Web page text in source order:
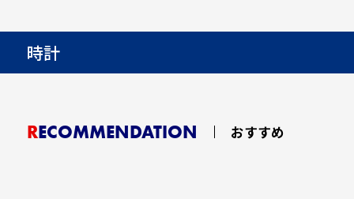
時計
RECOMMENDATION おすすめ